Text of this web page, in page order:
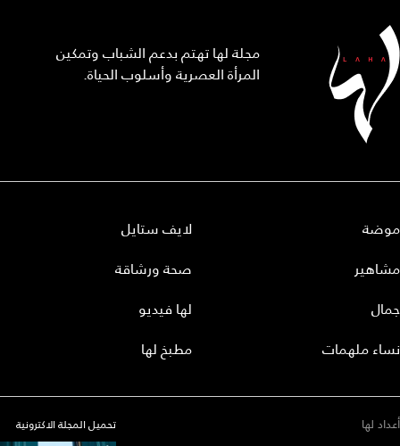
مجلة لها تهتم بدعم الشباب وتمكين
المرأة العصرية وأسلوب الحياة.
موضة
مشاهير
جمال
نساء ملهمات
لايف ستايل
صحة ورشاقة
لها فيديو
مطبخ لها
أعداد لها تحميل المجلة الاكترونية